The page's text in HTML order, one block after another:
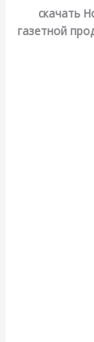
cкачать
газетной